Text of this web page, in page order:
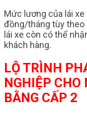
Mức lương của lái
đồng/tháng tùy theo
lái xe còn có thể
khách hàng.
LỘ TRÌNH
NGHIỆP CHO
BẰNG CẤP 2